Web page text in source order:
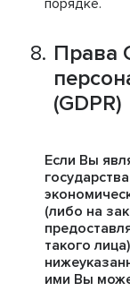
порядке.
Права
(GDPR)
Если Вы
(либо на
такого
ими Вы